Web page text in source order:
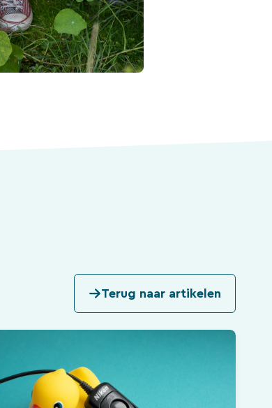
Terug naar artikelen